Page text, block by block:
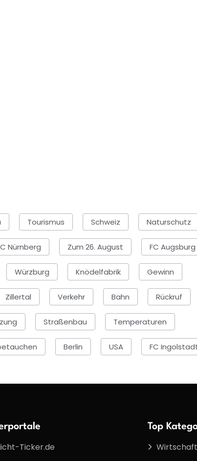
Tourismus Schweiz Naturschutz
Nürnberg Zum 26. August FC Augsburg
Würzburg Knödelfabrik Gewinn
Zillertal Verkehr Bahn Rückruf
Straßenbau Temperaturen
Berlin USA FC
Ticker.de
Top
Wirtschaft